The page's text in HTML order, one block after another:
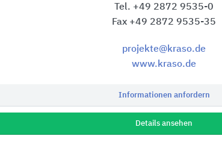
Tel. +49 2872 9535-0
Fax +49 2872 9535-35
projekte@kraso.de
www.kraso.de
Informationen anfordern
Details ansehen